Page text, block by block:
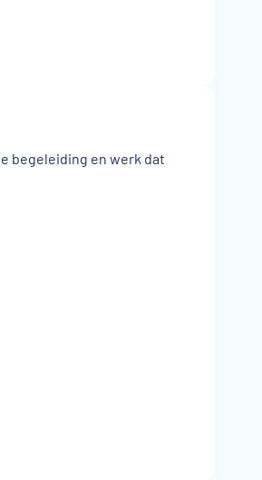
begeleiding en werk dat